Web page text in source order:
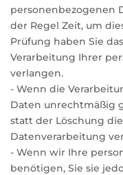
personenbezogenen
der Regel Zeit, um
Prüfung haben Sie
Verarbeitung Ihrer
verlangen.
- Wenn die
Daten unrechtmäßig
statt der Löschung
Datenverarbeitung
- Wenn wir Ihre
benötigen, Sie sie